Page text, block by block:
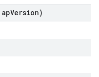
Version)